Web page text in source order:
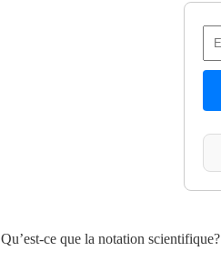
Qu’est-ce que la notation scientifique?